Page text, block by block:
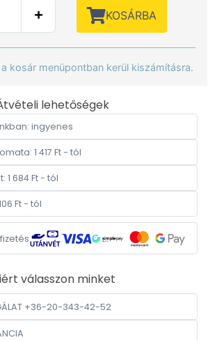
KOSÁRBA
kosár menüpontban kerül kiszámításra.
lehetőségek
ingyenes
1 417 Ft - tól
1 684 Ft - tól
Ft - tól
válasszon minket
+36-20-343-42-52